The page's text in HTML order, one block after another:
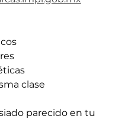
clase
parecido en tu